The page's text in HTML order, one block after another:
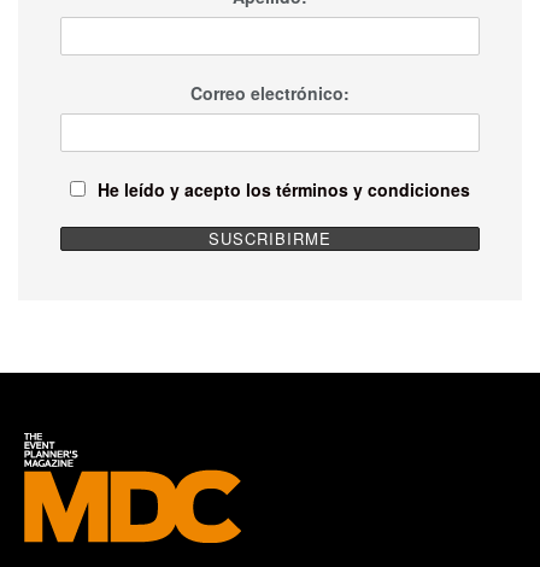
Correo electrónico:
He leído y acepto los términos y condiciones